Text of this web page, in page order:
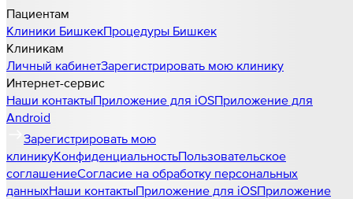
Пациентам
Клиники БишкекПроцедуры Бишкек
Клиникам
Личный кабинетЗарегистрировать мою клинику
Интернет-сервис
Наши контактыПриложение для iOSПриложение для
Android
Зарегистрировать мою
клиникуКонфиденциальностьПользовательское
соглашениеСогласие на обработку персональных
данныхНаши контактыПриложение для iOSПриложение